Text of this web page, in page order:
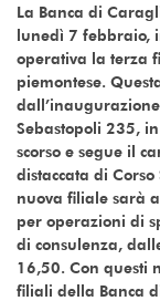
La Banca di
lunedì 7 febbraio,
operativa la terza
piemontese.
Sebastopoli 235,
scorso e segue il
distaccata di
nuova filiale sarà
per operazioni di
di consulenza,
16,50. Con questi
filiali della Banca